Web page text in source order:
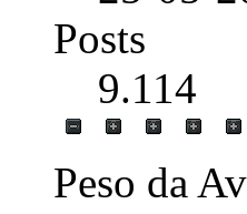
Posts
9.114
Peso da